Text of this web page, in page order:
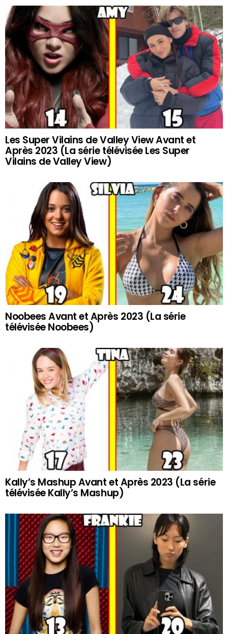
Les Super Vilains de Valley View Avant et
Après 2023 (La série télévisée Les Super
Vilains de Valley View)
Noobees Avant et Après 2023 (La série
télévisée Noobees)
Kally’s Mashup Avant et Après 2023 (La série
télévisée Kally’s Mashup)